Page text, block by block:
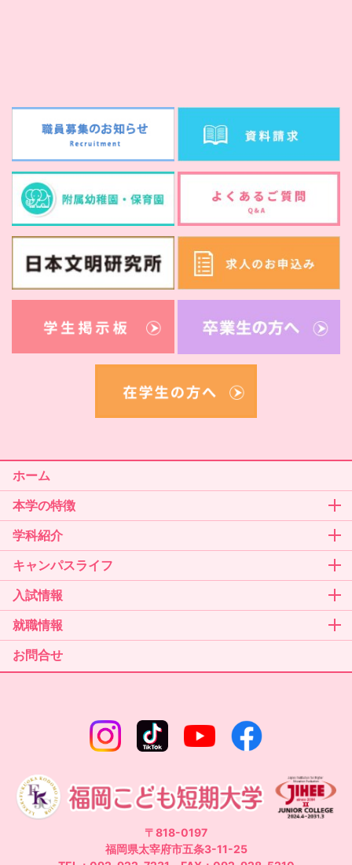
ホーム
本学の特徴
学科紹介
キャンパスライフ
入試情報
就職情報
お問合せ
〒818-0197
福岡県太宰府市五条3-11-25